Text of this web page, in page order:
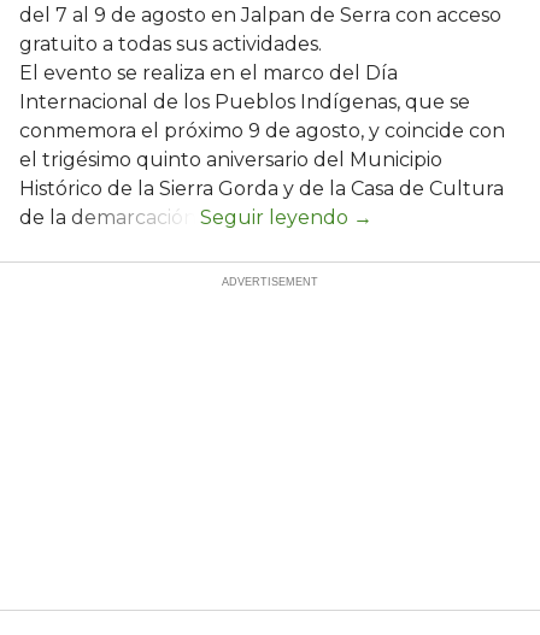
del 7 al 9 de agosto en Jalpan de Serra con acceso
gratuito a todas sus actividades.
El evento se realiza en el marco del Día
Internacional de los Pueblos Indígenas, que se
conmemora el próximo 9 de agosto, y coincide con
el trigésimo quinto aniversario del Municipio
Histórico de la Sierra Gorda y de la Casa de Cultura
de la demarcación.